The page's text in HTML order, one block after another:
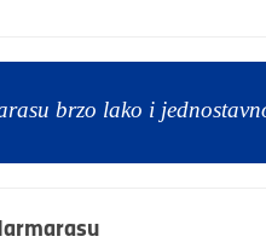
brzo lako i